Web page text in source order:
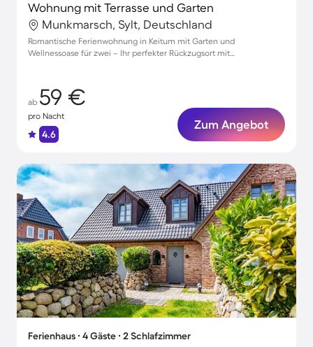
Wohnung mit Terrasse und Garten
Munkmarsch, Sylt, Deutschland
Romantische Ferienwohnung in Keitum mit Garten und
Wellnessoase für zwei – Ihr perfekter Rückzugsort mit
ab 59 €
pro Nacht
4.6
Zum Angebot
Ferienhaus ∙ 4 Gäste ∙ 2 Schlafzimmer